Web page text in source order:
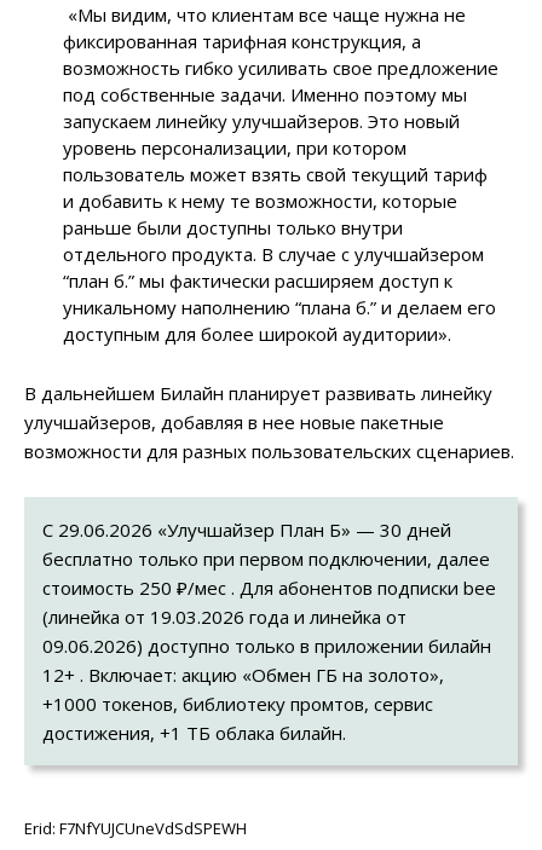
«Мы видим, что клиентам все чаще нужна не
фиксированная тарифная конструкция, а
возможность гибко усиливать свое предложение
под собственные задачи. Именно поэтому мы
запускаем линейку улучшайзеров. Это новый
уровень персонализации, при котором
пользователь может взять свой текущий тариф
и добавить к нему те возможности, которые
раньше были доступны только внутри
отдельного продукта. В случае с улучшайзером
“план б.” мы фактически расширяем доступ к
уникальному наполнению “плана б.” и делаем его
доступным для более широкой аудитории».
В дальнейшем Билайн планирует развивать линейку
улучшайзеров, добавляя в нее новые пакетные
возможности для разных пользовательских сценариев.
С 29.06.2026 «Улучшайзер План Б» — 30 дней
бесплатно только при первом подключении, далее
стоимость 250 ₽/мес . Для абонентов подписки bee
(линейка от 19.03.2026 года и линейка от
09.06.2026) доступно только в приложении билайн
12+ . Включает: акцию «Обмен ГБ на золото»,
+1000 токенов, библиотеку промтов, сервис
достижения, +1 ТБ облака билайн.
Erid: F7NfYUJCUneVdSdSPEWH